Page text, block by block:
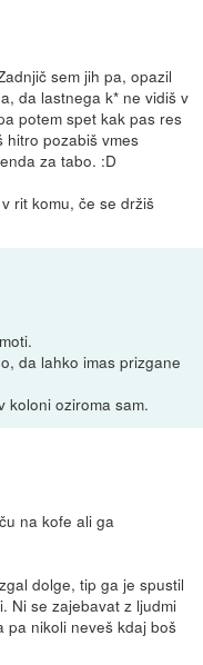
sem jih pa, opazil
da lastnega k* ne vidiš v
potem spet kak pas res
hitro pozabiš vmes
za tabo. :D
rit komu, če se držiš
da lahko imas prizgane
koloni oziroma sam.
na kofe ali ga
dolge, tip ga je spustil
Ni se zajebavat z ljudmi
pa nikoli neveš kdaj boš